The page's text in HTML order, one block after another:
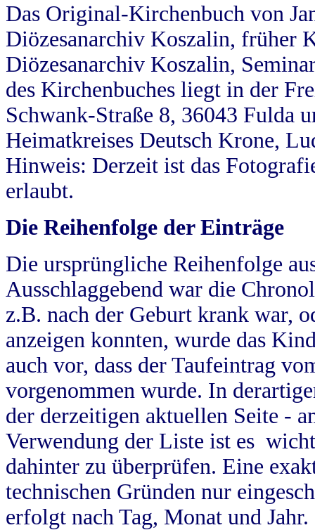
Das Original-Kirchenbuch von
Diözesanarchiv Koszalin, früher
Diözesanarchiv Koszalin,
des Kirchenbuches liegt in der
Schwank-Straße 8, 36043 Fulda
Heimatkreises Deutsch Krone,
Hinweis: Derzeit ist das
erlaubt.
Die Reihenfolge der Einträge
Die ursprüngliche Reihenfolge
Ausschlaggebend war die
z.B. nach der Geburt krank war,
anzeigen konnten, wurde das
auch vor, dass der Taufeintrag
vorgenommen wurde. In
der derzeitigen aktuellen Seite -
Verwendung der Liste ist es
dahinter zu überprüfen. Eine
technischen Gründen nur
erfolgt nach Tag, Monat und Jahr.